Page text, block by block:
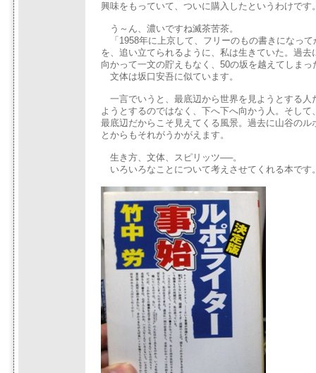
興味をもっていて、ついに購入したというわけです
う～ん、濃いですね滅茶苦茶。
「1958年に上京して、フリーのもの書きになっ
を、追い立てられるように、私は生きていた。過
向かって一文の貯えもなく、50の坂を越えてしまっ
文体は坂口安吾に似ています。
一言でいうと、最底辺から世界を見ようとする人
ようとするのではなく、下へ下へ向かう人。そし
最底辺だからこそ見えてくる風景。過去に山谷のル
とからもそれがうかがえます。
生き方、文体、スピリッツ──。
いろいろなことについて考えさせてくれる本です